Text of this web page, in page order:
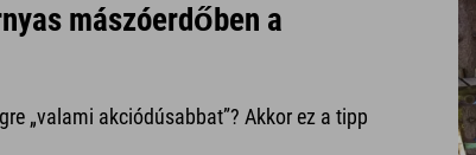
mászóerdőben a
„valami akciódúsabbat”? Akkor ez a tipp